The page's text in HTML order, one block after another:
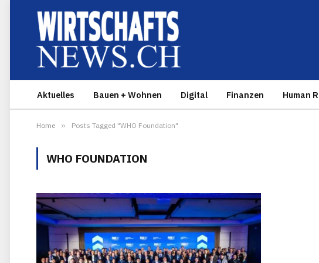
Aktuelles Bauen + Wohnen Digital Finanzen Human
Home » Posts Tagged "WHO Foundation"
WHO FOUNDATION